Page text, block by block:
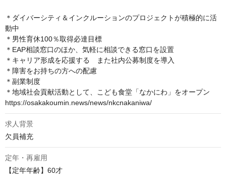
＊ダイバーシティ＆インクルーションのプロジェクトが積極的に活
動中
＊男性育休100％取得必達目標
＊EAP相談窓口のほか、気軽に相談できる窓口を設置
＊キャリア形成を応援する　また社内公募制度を導入
＊障害をお持ちの方への配慮
＊副業制度
＊地域社会貢献活動として、こども食堂「なかにわ」をオープン
https://osakakoumin.news/news/nkcnakaniwa/
求人背景
欠員補充
定年・再雇用
【定年年齢】60才